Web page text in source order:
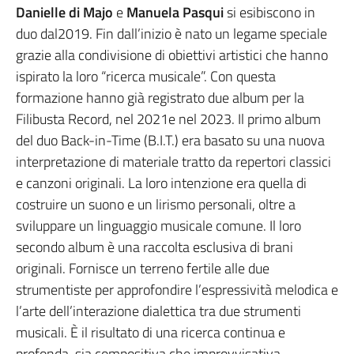
Danielle di Majo eManuela Pasquisi esibiscono in
duo dal2019. Fin dall’inizio è nato un legame speciale
grazie alla condivisione di obiettivi artistici che hanno
ispirato la loro “ricerca musicale”. Con questa
formazione hanno già registrato due album per la
Filibusta Record, nel 2021e nel 2023. Il primo album
del duo Back-in-Time (B.I.T.) era basato su una nuova
interpretazione di materiale tratto da repertori classici
e canzoni originali. La loro intenzione era quella di
costruire un suono e un lirismo personali, oltre a
sviluppare un linguaggio musicale comune. Il loro
secondo album è una raccolta esclusiva di brani
originali. Fornisce un terreno fertile alle due
strumentiste per approfondire l’espressività melodica e
l’arte dell’interazione dialettica tra due strumenti
musicali. È il risultato di una ricerca continua e